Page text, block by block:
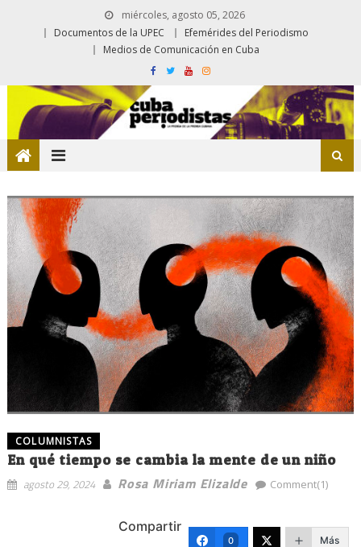
miércoles, agosto 05, 2026
Documentos de la UPEC
Efemérides del Periodismo
Medios de Comunicación en Cuba
COLUMNISTAS
En qué tiempo se cambia la mente de un niño
agosto 29, 2024 Rosa Miriam Elizalde Comment(1)
Compartir
0 Más